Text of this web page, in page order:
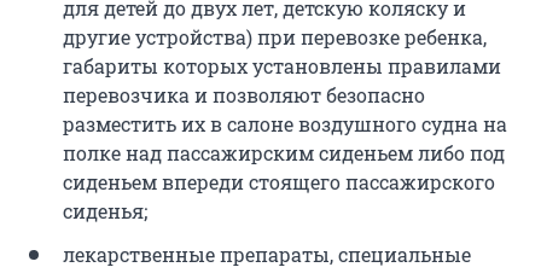
для детей до двух лет, детскую коляску и
другие устройства) при перевозке ребенка,
габариты которых установлены правилами
перевозчика и позволяют безопасно
разместить их в салоне воздушного судна на
полке над пассажирским сиденьем либо под
сиденьем впереди стоящего пассажирского
сиденья;
лекарственные препараты, специальные